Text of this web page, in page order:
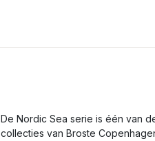
De Nordic Sea serie is één van
collecties van Broste